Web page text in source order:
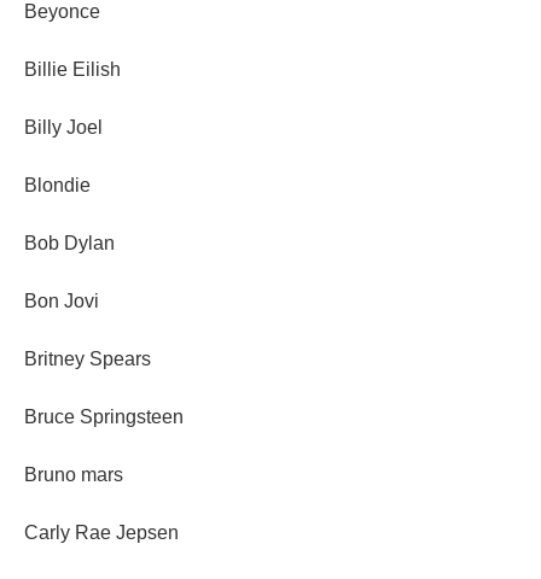
Beyonce
Billie Eilish
Billy Joel
Blondie
Bob Dylan
Bon Jovi
Britney Spears
Bruce Springsteen
Bruno mars
Carly Rae Jepsen